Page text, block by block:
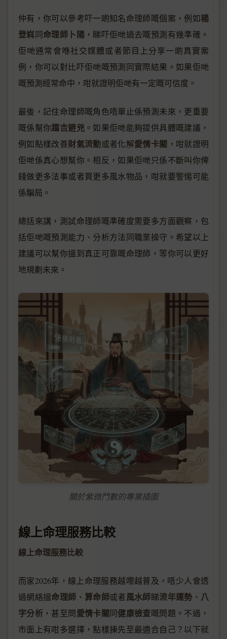
仲有，你可以參考吓一啲知名命理師嘅個案，例如楊
登嵙同命理師卜陽，睇吓佢哋過去嘅預測有幾準確。
佢哋通常會喺社交媒體或者節目上分享一啲真實案
例，你可以對比吓佢哋嘅預測同實際結果。如果佢哋
嘅預測經常命中，咁就證明佢哋有一定嘅可信度。
最後，記住命理師嘅角色唔單止係預測未來，更重要
嘅係幫你趨吉避兇。如果佢哋能夠提供具體嘅建議，
例如點樣改善財氣流動或者化解愛情卡關 ，咁就證明
佢哋係真心想幫你。相反，如果佢哋只係不斷叫你俾
錢做更多法事或者買更多風水物品，咁就要警惕可能
係騙局。
總括來講，測試命理師嘅準確度需要多方面觀察，包
括佢哋嘅預測能力、分析方法同職業操守。希望以上
建議可以幫你搵到真正可靠嘅命理師，等你可以更好
地規劃未來。
關於紫微鬥數的專業插圖
線上命理服務比較
線上命理服務比較
而家2026年，線上命理服務越嚟越普及，唔少人會透
過網絡搵命理師 、 算命師或者風水師睇流年運勢 、 八
字分析 ，甚至問愛情卡關同健康檢查嘅問題。不過，
市面上有咁多選擇，點樣揀先至最適合自己？以下就